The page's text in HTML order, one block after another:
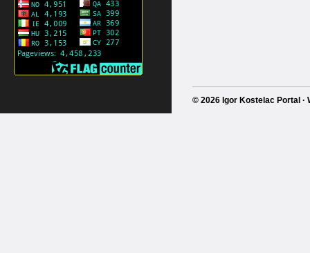
© 2026 Igor Kostelac Portal